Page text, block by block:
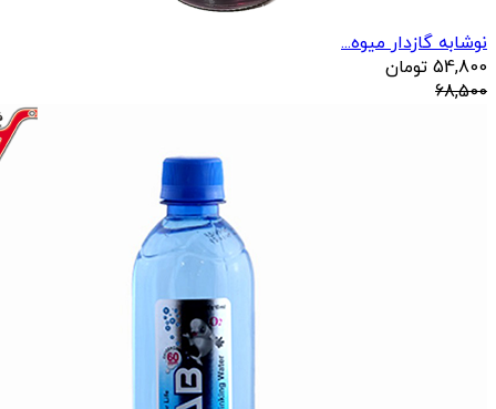
نوشابه گازدار میوه...
54,800 تومان
68,500